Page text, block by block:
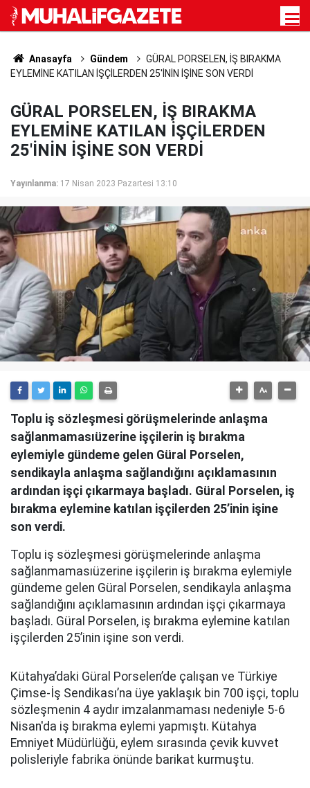
Anasayfa Gündem
GÜRAL PORSELEN, İŞ BIRAKMA
EYLEMİNE KATILAN İŞÇİLERDEN 25'İNİN İŞİNE SON VERDİ
GÜRAL PORSELEN, İŞ BIRAKMA
EYLEMİNE KATILAN İŞÇİLERDEN
25'İNİN İŞİNE SON VERDİ
Yayınlanma: 17 Nisan 2023 Pazartesi 13:10
Toplu iş sözleşmesi görüşmelerinde anlaşma
sağlanmamasıüzerine işçilerin iş bırakma
eylemiyle gündeme gelen Güral Porselen,
sendikayla anlaşma sağlandığını açıklamasının
ardından işçi çıkarmaya başladı. Güral Porselen, iş
bırakma eylemine katılan işçilerden 25’inin işine
son verdi.
Toplu iş sözleşmesi görüşmelerinde anlaşma
sağlanmamasıüzerine işçilerin iş bırakma eylemiyle
gündeme gelen Güral Porselen, sendikayla anlaşma
sağlandığını açıklamasının ardından işçi çıkarmaya
başladı. Güral Porselen, iş bırakma eylemine katılan
işçilerden 25’inin işine son verdi.
Kütahya’daki Güral Porselen’de çalışan ve Türkiye
Çimse-İş Sendikası’na üye yaklaşık bin 700 işçi, toplu
sözleşmenin 4 aydır imzalanmaması nedeniyle 5-6
Nisan'da iş bırakma eylemi yapmıştı. Kütahya
Emniyet Müdürlüğü, eylem sırasında çevik kuvvet
polisleriyle fabrika önünde barikat kurmuştu.